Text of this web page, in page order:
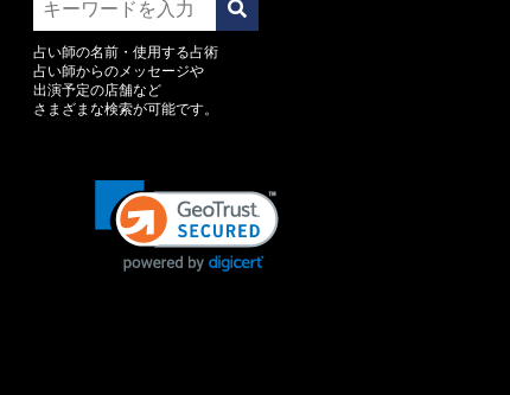
占い師の名前・使用する占術
占い師からのメッセージや
出演予定の店舗など
さまざまな検索が可能です。